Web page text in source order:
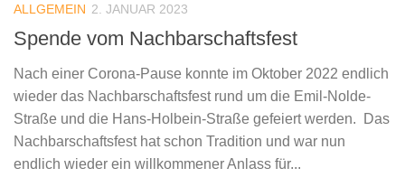
ALLGEMEIN 2. JANUAR 2023
Spende vom Nachbarschaftsfest
Nach einer Corona-Pause konnte im Oktober 2022 endlich
wieder das Nachbarschaftsfest rund um die Emil-Nolde-
Straße und die Hans-Holbein-Straße gefeiert werden. Das
Nachbarschaftsfest hat schon Tradition und war nun
endlich wieder ein willkommener Anlass für...